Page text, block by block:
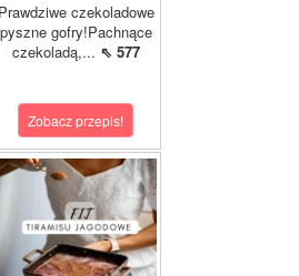
Prawdziwe czekoladowe
pyszne gofry!Pachnące
czekoladą,... ⇖ 577
Zobacz przepis!